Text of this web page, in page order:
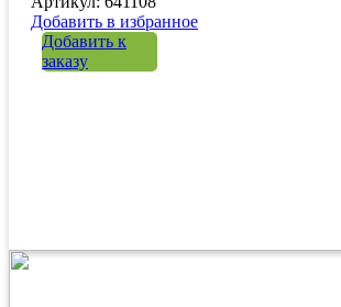
Добавить в избранное
Добавить к
заказу